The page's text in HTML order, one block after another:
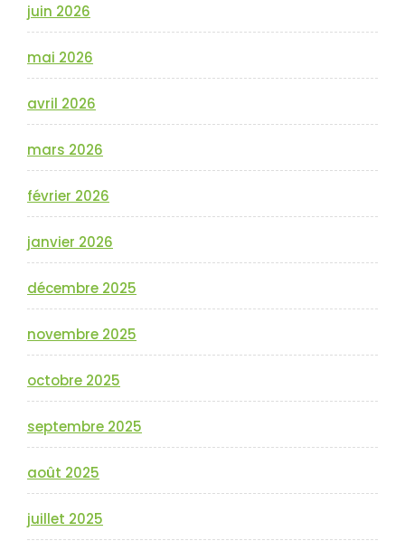
juin 2026
mai 2026
avril 2026
mars 2026
février 2026
janvier 2026
décembre 2025
novembre 2025
octobre 2025
septembre 2025
août 2025
juillet 2025